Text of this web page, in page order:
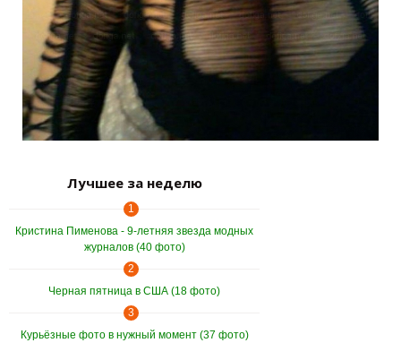
Лучшее за неделю
1
Кристина Пименова - 9-летняя звезда модных
журналов (40 фото)
2
Черная пятница в США (18 фото)
3
Курьёзные фото в нужный момент (37 фото)